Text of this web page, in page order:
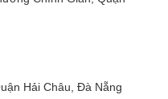
Hải Châu, Đà Nẵng